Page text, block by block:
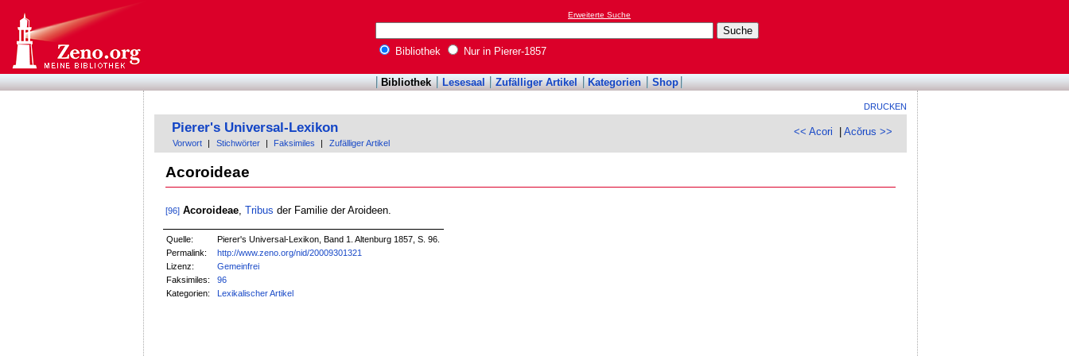
Erweiterte Suche
Bibliothek Nur in Pierer-1857
Bibliothek Lesesaal Zufälliger Artikel Kategorien Shop
DRUCKEN
<< Acori |Acŏrus >>
Pierer's Universal-Lexikon
Vorwort Stichwörter Faksimiles Zufälliger Artikel
Acoroideae
[96] Acoroideae, Tribus der Familie der Aroideen.
Quelle:
Pierer's Universal-Lexikon, Band 1. Altenburg 1857, S. 96.
Permalink:
http://www.zeno.org/nid/20009301321
Lizenz:
Gemeinfrei
Faksimiles:
96
Kategorien:
Lexikalischer Artikel